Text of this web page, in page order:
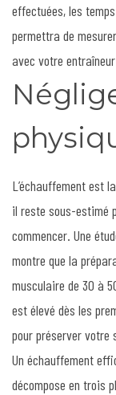
effectuées, les
permettra de
avec votre
L’échauffement est
il reste sous-estimé
commencer. Une
montre que la
musculaire de 30 à
est élevé dès les
pour préserver votre
Un échauffement
décompose en trois